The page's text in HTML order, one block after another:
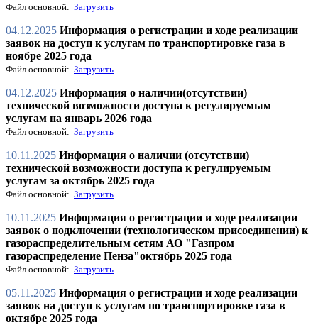
Файл основной: Загрузить
04.12.2025 Информация о регистрации и ходе реализации
заявок на доступ к услугам по транспортировке газа в
ноябре 2025 года
Файл основной: Загрузить
04.12.2025 Информация о наличии(отсутствии)
технической возможности доступа к регулируемым
услугам на январь 2026 года
Файл основной: Загрузить
10.11.2025 Информация о наличии (отсутствии)
технической возможности доступа к регулируемым
услугам за октябрь 2025 года
Файл основной: Загрузить
10.11.2025 Информация о регистрации и ходе реализации
заявок о подключении (технологическом присоединении) к
газораспределительным сетям АО "Газпром
газораспределение Пенза"октябрь 2025 года
Файл основной: Загрузить
05.11.2025 Информация о регистрации и ходе реализации
заявок на доступ к услугам по транспортировке газа в
октябре 2025 года